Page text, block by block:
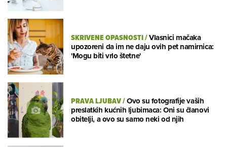
SKRIVENE OPASNOSTI/Vlasnici mačaka
upozoreni da im ne daju ovih pet namirnica:
'Mogu biti vrlo štetne'
PRAVA LJUBAV/Ovo su fotografije vaših
preslatkih kućnih ljubimaca: Oni su članovi
obitelji, a ovo su samo neki od njih